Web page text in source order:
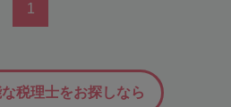
1
税理士をお探しなら